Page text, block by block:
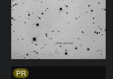
モンドシャルナ
PR